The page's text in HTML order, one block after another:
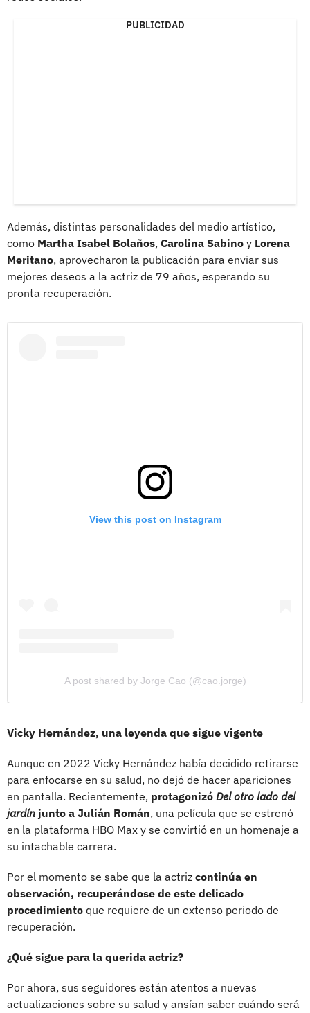
PUBLICIDAD
Además, distintas personalidades del medio artístico,
como Martha Isabel Bolaños, Carolina Sabino y Lorena
Meritano, aprovecharon la publicación para enviar sus
mejores deseos a la actriz de 79 años, esperando su
pronta recuperación.
View this post on Instagram
A post shared by Jorge Cao (@cao.jorge)
Vicky Hernández, una leyenda que sigue vigente
Aunque en 2022 Vicky Hernández había decidido retirarse
para enfocarse en su salud, no dejó de hacer apariciones
en pantalla. Recientemente, protagonizó Del otro lado del
jardín junto a Julián Román, una película que se estrenó
en la plataforma HBO Max y se convirtió en un homenaje a
su intachable carrera.
Por el momento se sabe que la actriz continúa en
observación, recuperándose de este delicado
procedimiento que requiere de un extenso periodo de
recuperación.
¿Qué sigue para la querida actriz?
Por ahora, sus seguidores están atentos a nuevas
actualizaciones sobre su salud y ansían saber cuándo será